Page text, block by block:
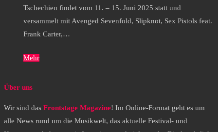
Tschechien findet vom 11. – 15. Juni 2025 statt und
versammelt mit Avenged Sevenfold, Slipknot, Sex Pistols feat.
Frank Carter,…
Mehr
Über uns
Wir sind das Frontstage Magazine! Im Online-Format geht es um
alle News rund um die Musikwelt, das aktuelle Festival- und